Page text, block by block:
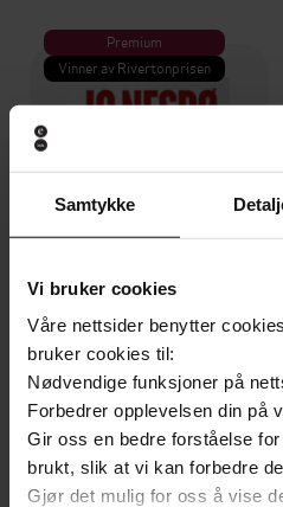
Samtykke
Vi bruker cookies
Våre nettsider benytter
bruker cookies til:
Nødvendige funksjoner på
Forbedrer opplevelsen din på
Gir oss en bedre forståelse
brukt, slik at vi kan forbedre
Gjør det mulig for oss å vise
Premium
Vinner av Rivertonprisen
199,-
Minnesota
Jo Nesbø
EBOK